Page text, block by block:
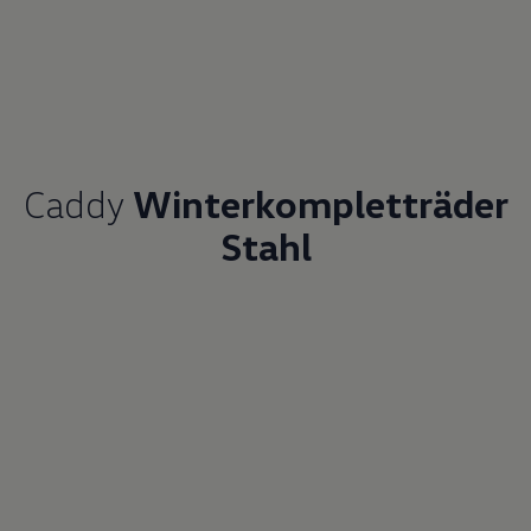
Caddy Winterkompletträder
Stahl